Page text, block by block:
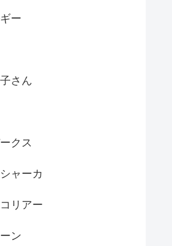
ー
さん
クス
ャーカ
リアー
ン